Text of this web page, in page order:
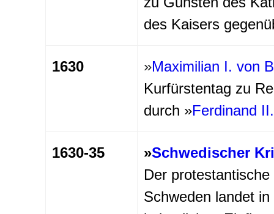
des Kaisers
1630 »Maximilian I. von
Kurfürstentag zu
durch »Ferdinand
1630-35 »Schwedischer
Der protestantische
Schweden landet